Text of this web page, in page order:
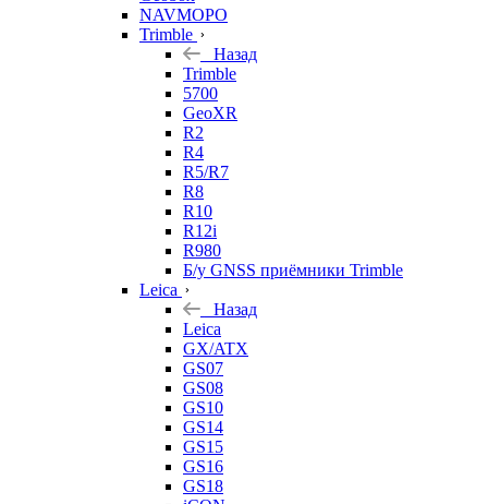
NAVMOPO
Trimble
Назад
Trimble
5700
GeoXR
R2
R4
R5/R7
R8
R10
R12i
R980
Б/у GNSS приёмники Trimble
Leica
Назад
Leica
GX/ATX
GS07
GS08
GS10
GS14
GS15
GS16
GS18